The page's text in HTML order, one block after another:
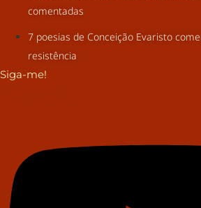
comentadas
7 poesias de Conceição Evaristo
resistência
Siga-me!